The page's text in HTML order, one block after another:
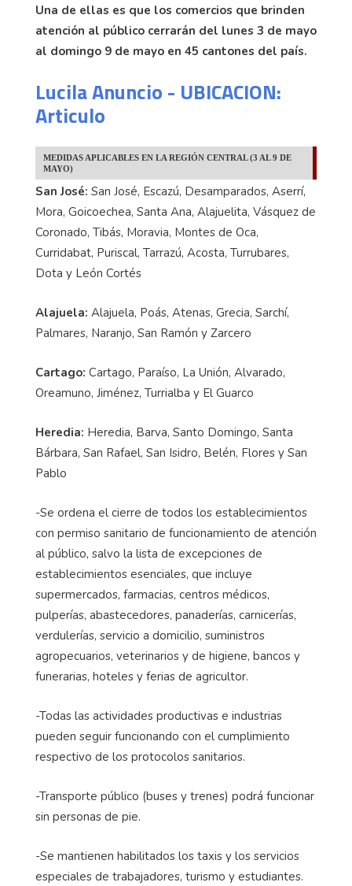
Una de ellas es que los comercios que brinden
atención al público cerrarán del lunes 3 de mayo
al domingo 9 de mayo en 45 cantones del país.
Lucila Anuncio - UBICACION:
Articulo
MEDIDAS APLICABLES EN LA REGIÓN CENTRAL (3 AL 9 DE
MAYO)
San José: San José, Escazú, Desamparados, Aserrí,
Mora, Goicoechea, Santa Ana, Alajuelita, Vásquez de
Coronado, Tibás, Moravia, Montes de Oca,
Curridabat, Puriscal, Tarrazú, Acosta, Turrubares,
Dota y León Cortés
Alajuela: Alajuela, Poás, Atenas, Grecia, Sarchí,
Palmares, Naranjo, San Ramón y Zarcero
Cartago: Cartago, Paraíso, La Unión, Alvarado,
Oreamuno, Jiménez, Turrialba y El Guarco
Heredia: Heredia, Barva, Santo Domingo, Santa
Bárbara, San Rafael, San Isidro, Belén, Flores y San
Pablo
-Se ordena el cierre de todos los establecimientos
con permiso sanitario de funcionamiento de atención
al público, salvo la lista de excepciones de
establecimientos esenciales, que incluye
supermercados, farmacias, centros médicos,
pulperías, abastecedores, panaderías, carnicerías,
verdulerías, servicio a domicilio, suministros
agropecuarios, veterinarios y de higiene, bancos y
funerarias, hoteles y ferias de agricultor.
-Todas las actividades productivas e industrias
pueden seguir funcionando con el cumplimiento
respectivo de los protocolos sanitarios.
-Transporte público (buses y trenes) podrá funcionar
sin personas de pie.
-Se mantienen habilitados los taxis y los servicios
especiales de trabajadores, turismo y estudiantes.